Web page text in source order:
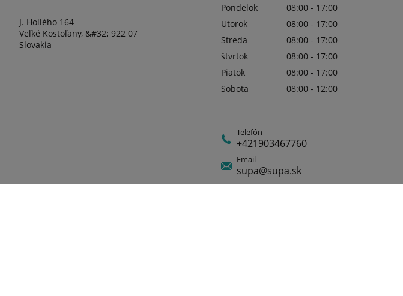
J. Hollého 164
Veľké Kostoľany, &#32; 922 07
Slovakia
Pondelok
08:00 - 17:00
Utorok
08:00 - 17:00
Streda
08:00 - 17:00
štvrtok
08:00 - 17:00
Piatok
08:00 - 17:00
Sobota
08:00 - 12:00
Telefón
+421903467760
Email
supa@supa.sk